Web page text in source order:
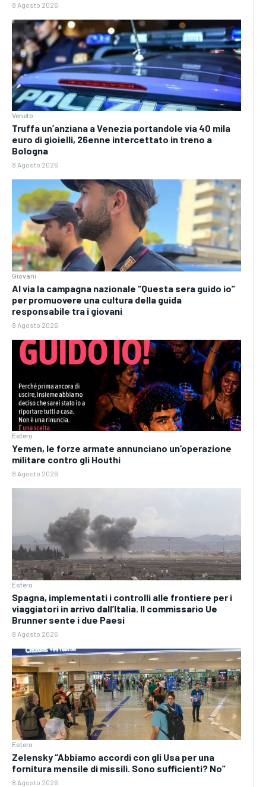
8 Agosto 2026
Veneto
Truffa un’anziana a Venezia portandole via 40 mila
euro di gioielli, 26enne intercettato in treno a
Bologna
8 Agosto 2026
Giovani
Al via la campagna nazionale “Questa sera guido io”
per promuovere una cultura della guida
responsabile tra i giovani
8 Agosto 2026
Estero
Yemen, le forze armate annunciano un’operazione
militare contro gli Houthi
8 Agosto 2026
Estero
Spagna, implementati i controlli alle frontiere per i
viaggiatori in arrivo dall’Italia. Il commissario Ue
Brunner sente i due Paesi
8 Agosto 2026
Estero
Zelensky “Abbiamo accordi con gli Usa per una
fornitura mensile di missili. Sono sufficienti? No”
8 Agosto 2026